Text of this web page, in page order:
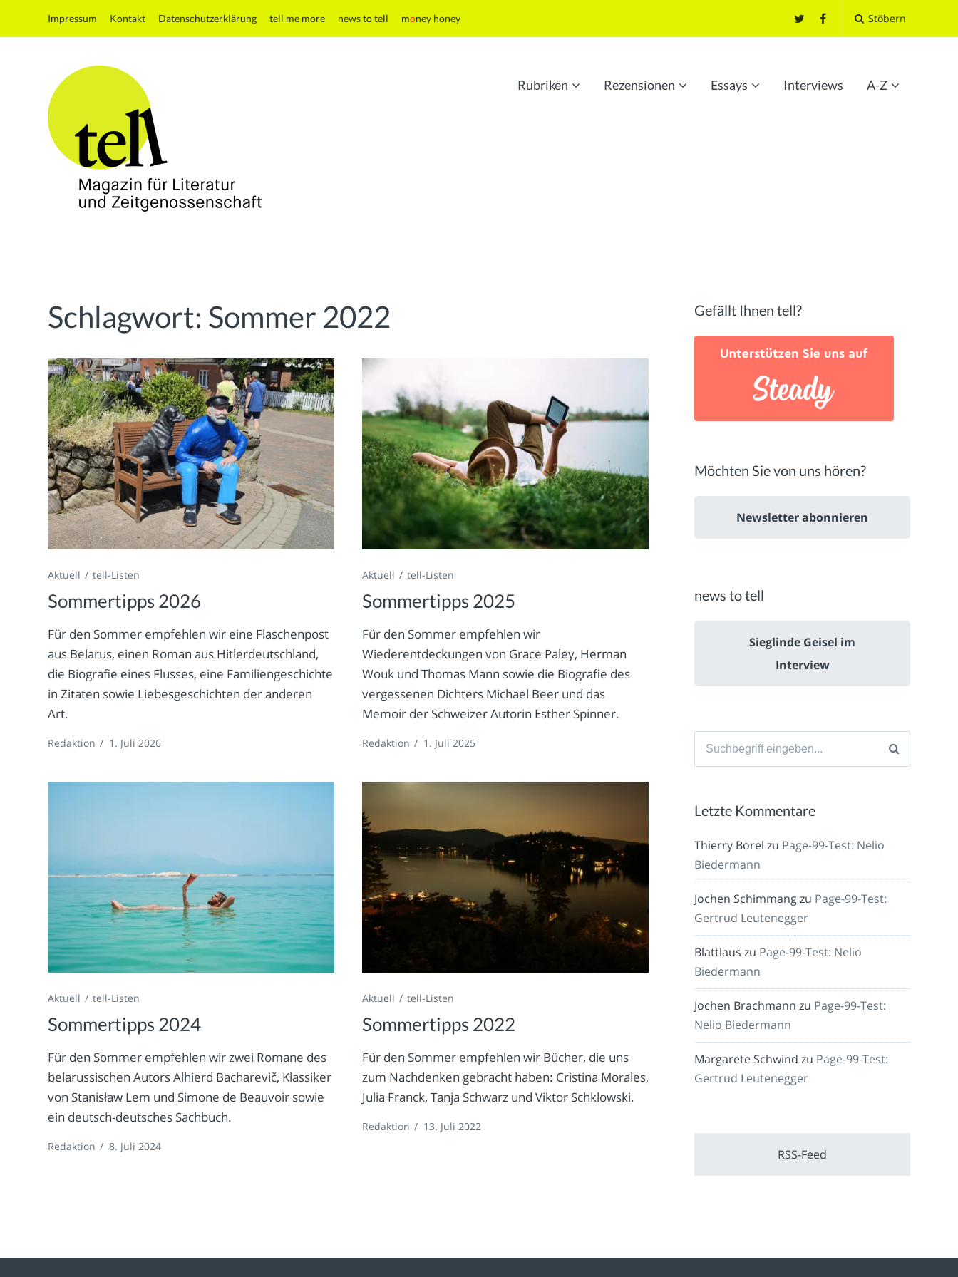
Impressum Kontakt Datenschutzerklärung tell me more news to tell money honey Stöbern
Zeitgenossenschaft
Rubriken Rezensionen Essays Interviews A-Z
Schlagwort: Sommer 2022
Aktuell tell-Listen
Sommertipps 2026
Für den Sommer empfehlen wir eine Flaschenpost
aus Belarus, einen Roman aus Hitlerdeutschland,
die Biografie eines Flusses, eine Familiengeschichte
in Zitaten sowie Liebesgeschichten der anderen
Art.
Redaktion / 1. Juli 2026
Aktuell tell-Listen
Sommertipps 2025
Für den Sommer empfehlen wir
Wiederentdeckungen von Grace Paley, Herman
Wouk und Thomas Mann sowie die Biografie des
vergessenen Dichters Michael Beer und das
Memoir der Schweizer Autorin Esther Spinner.
Redaktion / 1. Juli 2025
Aktuell tell-Listen
Sommertipps 2024
Für den Sommer empfehlen wir zwei Romane des
belarussischen Autors Alhierd Bacharevič, Klassiker
von Stanisław Lem und Simone de Beauvoir sowie
ein deutsch-deutsches Sachbuch.
Redaktion / 8. Juli 2024
Aktuell tell-Listen
Sommertipps 2022
Für den Sommer empfehlen wir Bücher, die uns
zum Nachdenken gebracht haben: Cristina Morales,
Julia Franck, Tanja Schwarz und Viktor Schklowski.
Redaktion / 13. Juli 2022
Gefällt Ihnen tell?
Möchten Sie von uns hören?
Newsletter abonnieren
news to tell
Sieglinde Geisel im
Interview
Suche
Letzte Kommentare
Thierry Borel zu Page-99-Test: Nelio
Biedermann
Jochen Schimmangzu Page-99-Test:
Gertrud Leutenegger
Blattlaus zu Page-99-Test: Nelio
Biedermann
Jochen Brachmann zu Page-99-Test:
Nelio Biedermann
Margarete Schwind zu Page-99-Test:
Gertrud Leutenegger
RSS-Feed